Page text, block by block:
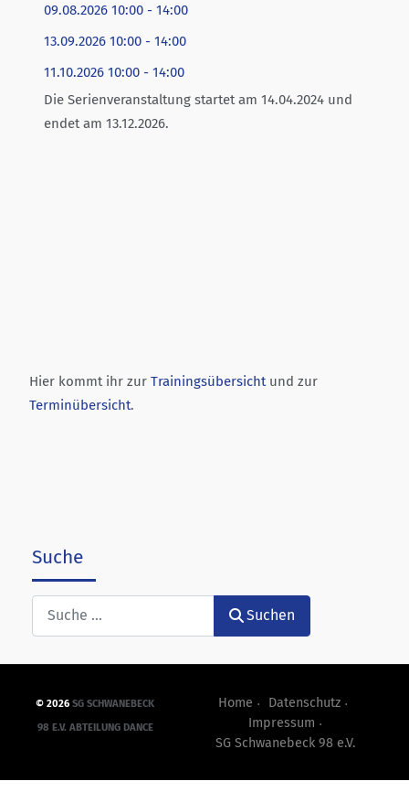
Suche
Suchen
Suchen
09.08.2026 10:00 - 14:00
13.09.2026 10:00 - 14:00
11.10.2026 10:00 - 14:00
Die Serienveranstaltung startet am 14.04.2024 und
endet am 13.12.2026.
Hier kommt ihr zur Trainingsübersichtund zur
Terminübersicht.
Home
Datenschutz
Impressum
SG Schwanebeck 98 e.V.
©2026SG SCHWANEBECK
98 E.V. ABTEILUNG DANCE